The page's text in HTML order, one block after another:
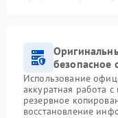
безопасное
Использование
аккуратная работа
резервное
восстановление